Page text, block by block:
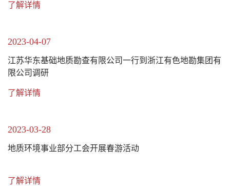
了解详情
2023-04-07
江苏华东基础地质勘查有限公司一行到浙江有色地勘集团有
限公司调研
了解详情
2023-03-28
地质环境事业部分工会开展春游活动
了解详情